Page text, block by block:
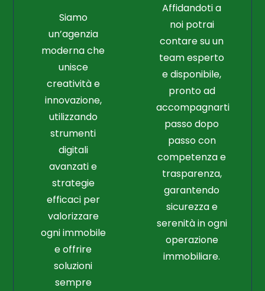
Siamo
un’agenzia
moderna che
unisce
creatività e
innovazione,
utilizzando
strumenti
digitali
avanzati e
strategie
efficaci per
valorizzare
ogni immobile
e offrire
soluzioni
sempre
Affidandoti a
noi potrai
contare su un
team esperto
e disponibile,
pronto ad
accompagnarti
passo dopo
passo con
competenza e
trasparenza,
garantendo
sicurezza e
serenità in ogni
operazione
immobiliare.